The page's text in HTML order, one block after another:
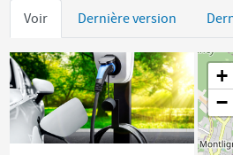
Onglets
Voir Dernière version
+
−